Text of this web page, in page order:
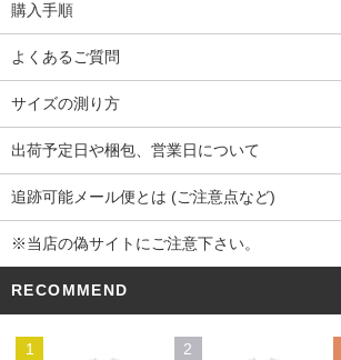
購入手順
よくあるご質問
サイズの測り方
出荷予定日や梱包、営業日について
追跡可能メール便とは (ご注意点など)
※当店の偽サイトにご注意下さい。
RECOMMEND
1 2